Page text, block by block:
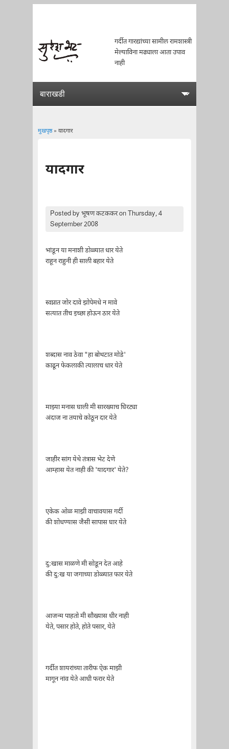
गर्दीत गारद्यांच्या सामील रामशास्त्री
मेल्याविना मढ्याला आता उपाव
नाही
मुखपृष्ठ» यादगार
यादगार
Posted byभूषण कटककरon Thursday, 4
September 2008
भांडून या मनाशी डोळ्यात धार येते
राहून राहुनी ही साली बहार येते
स्वप्नात जोर दावे झोपेमधे न मावे
सत्यात तीच इच्छा होऊन ठार येते
शब्दास नाव ठेवा "हा बोथटात मोडे'
काढून फेकलाकी त्यालाच धार येते
माझ्या मनास घाली मी सारख्याच घिरट्या
अंदाज ना तयाचे कोठून दार येते
जाहीर सांग येथे तंत्रास भेट देणे
आम्हास येत नाही की 'यादगार' येते?
एकेक ओळ माझी वाचावयास गर्दी
की शोधण्यास जैसी सापास घार येते
दु:खास माळणे मी सोडून देत आहे
की दु:ख या जगाच्या डोळ्यात फार येते
आजन्म पाहतो मी सौख्यास धीर नाही
येते, पसार होते, होते पसार, येते
गर्दीत शायरांच्या तारीफ ऐक माझी
मागून नांव येते आधी फरार येते